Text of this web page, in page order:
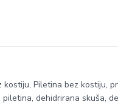
kostiju, Piletina bez kostiju,
dehidrirana skuša,